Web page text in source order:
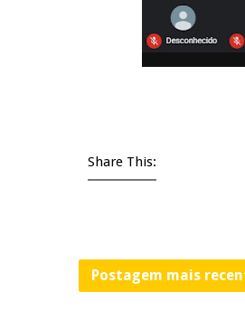
Share This:
Postagem mais